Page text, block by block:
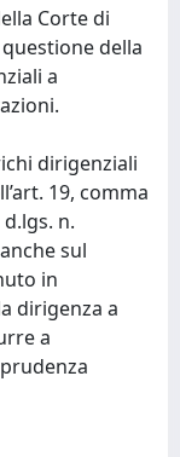
Corte di
della
a
dirigenziali
19, comma
d.lgs. n.
sul
in
dirigenza a
a